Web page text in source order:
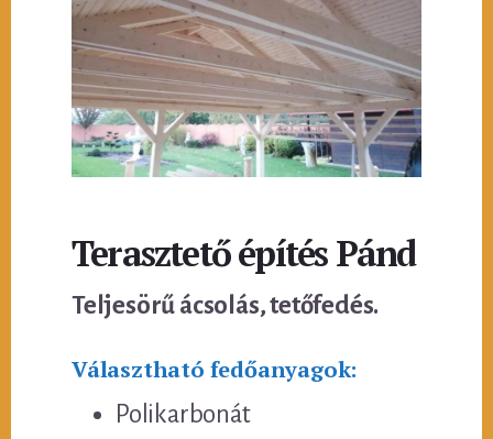
Terasztető építés Pánd
Teljesörű ácsolás, tetőfedés.
Választható fedőanyagok:
Polikarbonát